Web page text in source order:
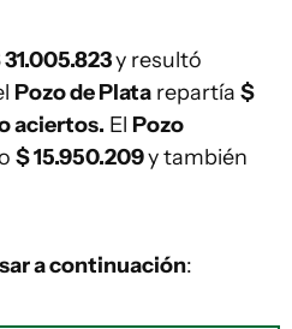
31.005.823y resultó
Pozo de Plata repartía $
aciertos. El Pozo
$ 15.950.209y también
a continuación: